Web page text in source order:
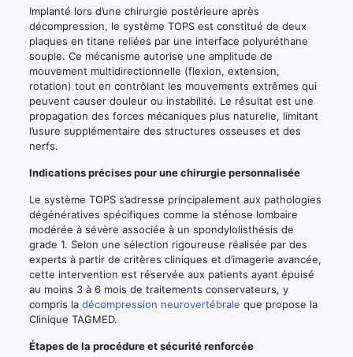
Implanté lors d’une chirurgie postérieure après
décompression, le système TOPS est constitué de deux
plaques en titane reliées par une interface polyuréthane
souple. Ce mécanisme autorise une amplitude de
mouvement multidirectionnelle (flexion, extension,
rotation) tout en contrôlant les mouvements extrêmes qui
peuvent causer douleur ou instabilité. Le résultat est une
propagation des forces mécaniques plus naturelle, limitant
l’usure supplémentaire des structures osseuses et des
nerfs.
Indications précises pour une chirurgie personnalisée
Le système TOPS s’adresse principalement aux pathologies
dégénératives spécifiques comme la sténose lombaire
modérée à sévère associée à un spondylolisthésis de
grade 1. Selon une sélection rigoureuse réalisée par des
experts à partir de critères cliniques et d’imagerie avancée,
cette intervention est réservée aux patients ayant épuisé
au moins 3 à 6 mois de traitements conservateurs, y
compris la décompression neurovertébrale que propose la
Clinique TAGMED.
Étapes de la procédure et sécurité renforcée